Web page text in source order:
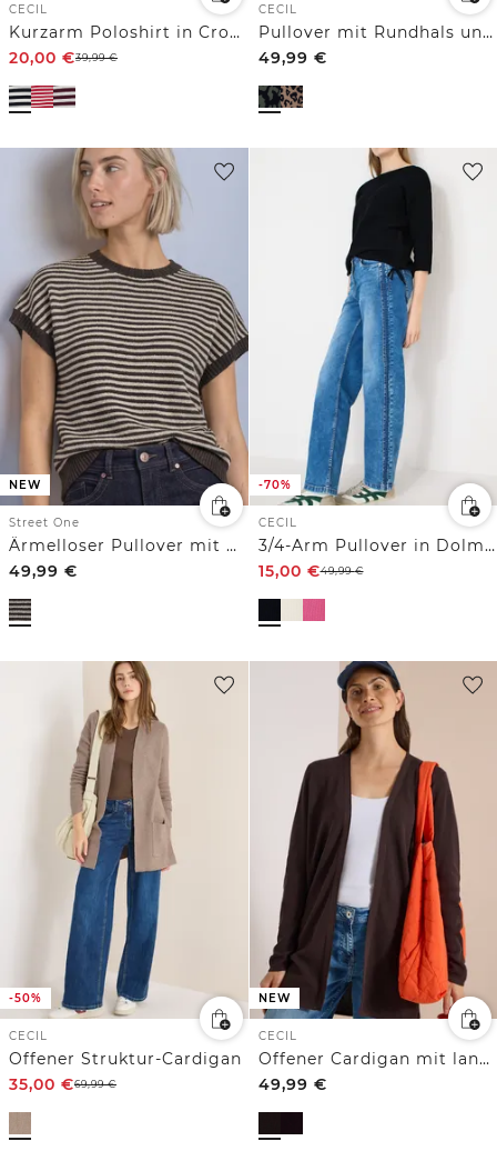
CECIL
Kurzarm Poloshirt in Crochet-Qualität
20,00 €39,99€
CECIL
Pullover mit Rundhals und Leo-Muster
49,99 €
NEW
Street One
Ärmelloser Pullover mit Rundhals
49,99 €
-70%
CECIL
3/4-Arm Pullover in Dolman Passform
15,00 €49,99€
-50%
CECIL
Offener Struktur-Cardigan
35,00 €69,99€
NEW
CECIL
Offener Cardigan mit langen Ärmeln
49,99 €